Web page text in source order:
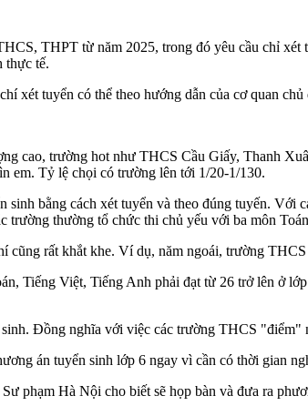
THPT từ năm 2025, trong đó yêu cầu chỉ
thực tế.
xét tuyển có thể theo hướng dẫn của cơ quan
cao, trường hot như THCS Cầu Giấy, Thanh
em. Tỷ lệ chọi có trường lên tới 1/20-1/130.
bằng cách xét tuyển và theo đúng tuyến.
trường thường tổ chức thi chủ yếu với ba môn
cũng rất khắt khe. Ví dụ, năm ngoái, trường
Tiếng Việt, Tiếng Anh phải đạt từ 26 trở lên ở
Đồng nghĩa với việc các trường THCS
án tuyển sinh lớp 6 ngay vì cần có thời gian
phạm Hà Nội cho biết sẽ họp bàn và đưa ra